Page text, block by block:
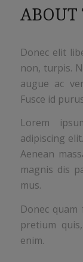
Donec elit
non, turpis.
augue ac
Fusce id
Lorem
adipiscing
Aenean
magnis dis
mus.
Donec quam
pretium
enim.